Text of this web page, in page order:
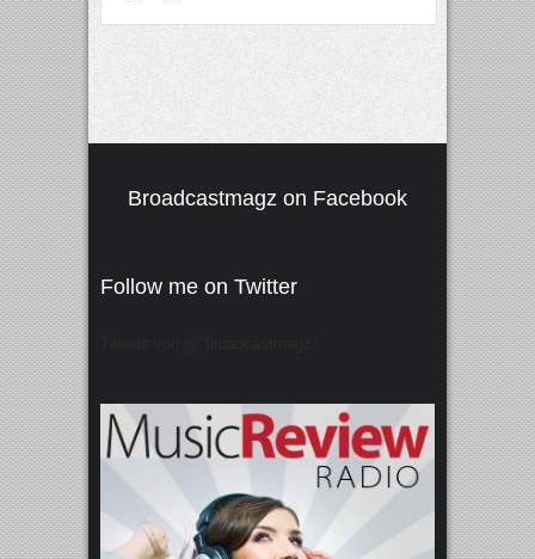
Broadcastmagz on Facebook
Follow me on Twitter